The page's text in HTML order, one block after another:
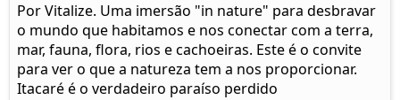
Por Vitalize. Uma imersão "in nature" para desbravar
o mundo que habitamos e nos conectar com a terra,
mar, fauna, flora, rios e cachoeiras. Este é o convite
para ver o que a natureza tem a nos proporcionar.
Itacaré é o verdadeiro paraíso perdido